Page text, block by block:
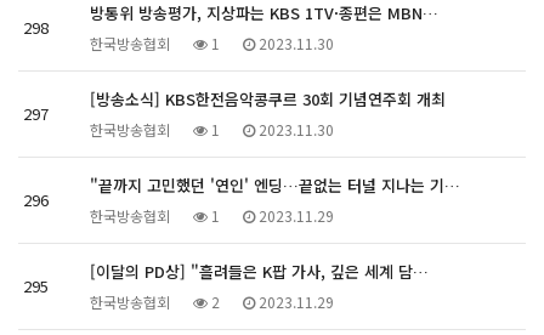
298
방통위 방송평가, 지상파는 KBS 1TV·종편은 MBN…
한국방송협회 1 2023.11.30
297
[방송소식] KBS한전음악콩쿠르 30회 기념연주회 개최
한국방송협회 1 2023.11.30
296
"끝까지 고민했던 '연인' 엔딩…끝없는 터널 지나는 기…
한국방송협회 1 2023.11.29
295
[이달의 PD상] "흘려들은 K팝 가사, 깊은 세계 담…
한국방송협회 2 2023.11.29